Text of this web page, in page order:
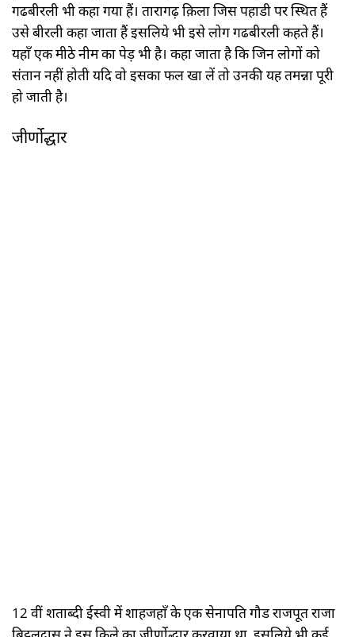
गढबीरली भी कहा गया हैं। तारागढ़ क़िला जिस पहाडी पर स्थित हैं
उसे बीरली कहा जाता हैं इसलिये भी इसे लोग गढबीरली कहते हैं।
यहाँ एक मीठे नीम का पेड़ भी है। कहा जाता है कि जिन लोगों को
संतान नहीं होती यदि वो इसका फल खा लें तो उनकी यह तमन्ना पूरी
हो जाती है।
जीर्णोद्धार
12 वीं शताब्दी ईस्वी में शाहजहाँ के एक सेनापति गौड राजपूत राजा